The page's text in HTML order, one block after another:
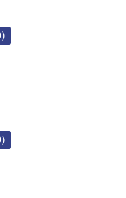
)
)